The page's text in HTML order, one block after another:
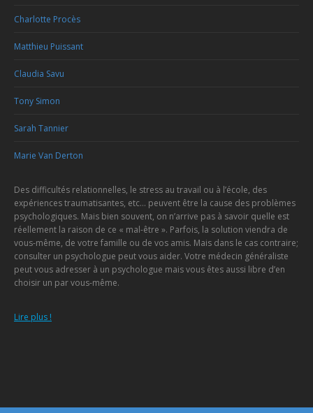
Charlotte Procès
Matthieu Puissant
Claudia Savu
Tony Simon
Sarah Tannier
Marie Van Derton
Des difficultés relationnelles, le stress au travail ou à l’école, des
expériences traumatisantes, etc… peuvent être la cause des problèmes
psychologiques. Mais bien souvent, on n’arrive pas à savoir quelle est
réellement la raison de ce « mal-être ». Parfois, la solution viendra de
vous-même, de votre famille ou de vos amis. Mais dans le cas contraire;
consulter un psychologue peut vous aider. Votre médecin généraliste
peut vous adresser à un psychologue mais vous êtes aussi libre d’en
choisir un par vous-même.
Lire plus !